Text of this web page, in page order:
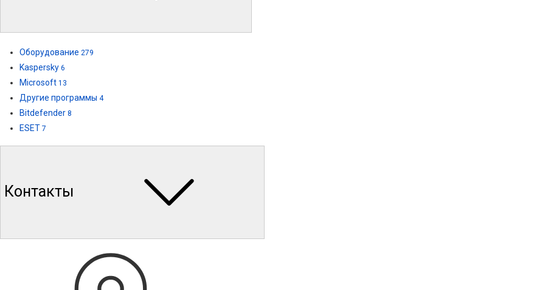
Оборудование 279
Kaspersky 6
Microsoft 13
Другие программы 4
Bitdefender 8
ESET 7
Контакты